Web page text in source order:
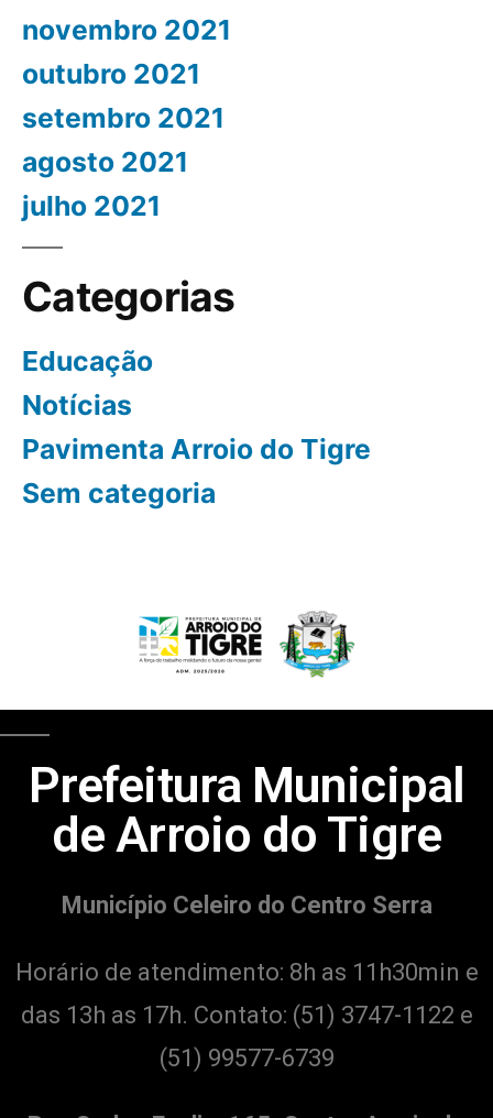
novembro 2021
outubro 2021
setembro 2021
agosto 2021
julho 2021
Categorias
Educação
Notícias
Pavimenta Arroio do Tigre
Sem categoria
Prefeitura Municipal
de Arroio do Tigre
Município Celeiro do Centro Serra
Horário de atendimento: 8h as 11h30min e
das 13h as 17h. Contato: (51) 3747-1122 e
(51) 99577-6739